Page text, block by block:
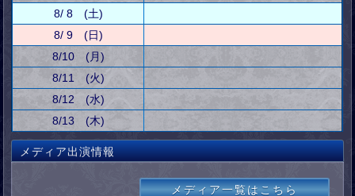
8/ 8 (土)
8/ 9 (日)
8/10 (月)
8/11 (火)
8/12 (水)
8/13 (木)
メディア出演情報
メディア一覧はこちら